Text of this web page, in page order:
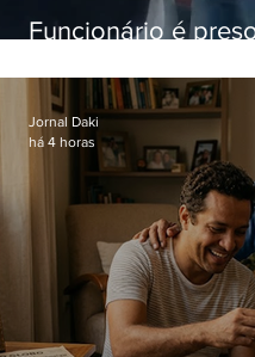
Funcionário é
Hospital do
Jornal Daki
há 4 horas